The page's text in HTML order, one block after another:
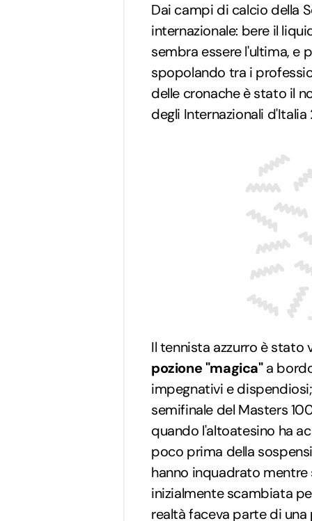
Dai campi di calcio della
internazionale: bere il
sembra essere l'ultima, e
spopolando tra i
delle cronache è stato il
degli Internazionali d'Italia
Il tennista azzurro è stato
pozione "magica"a
impegnativi e
semifinale del Masters
quando l'altoatesino ha
poco prima della
hanno inquadrato
inizialmente scambiata
realtà faceva parte di una